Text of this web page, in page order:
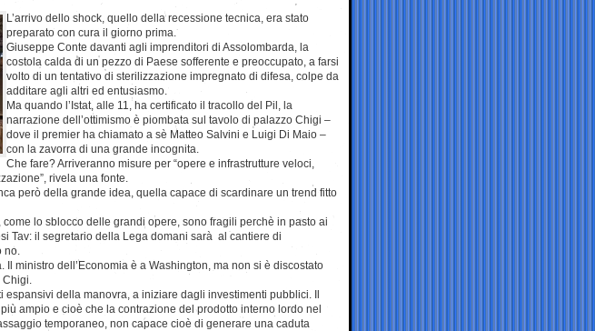
L’arrivo dello shock, quello della recessione tecnica, era stato
preparato con cura il giorno prima.
Giuseppe Conte davanti agli imprenditori di Assolombarda, la
costola calda di un pezzo di Paese sofferente e preoccupato, a farsi
volto di un tentativo di sterilizzazione impregnato di difesa, colpe da
additare agli altri ed entusiasmo.
Ma quando l’Istat, alle 11, ha certificato il tracollo del Pil, la
narrazione dell’ottimismo è piombata sul tavolo di palazzo Chigi –
dove il premier ha chiamato a sè Matteo Salvini e Luigi Di Maio –
con la zavorra di una grande incognita.
Che fare? Arriveranno misure per “opere e infrastrutture veloci,
rivela una fonte.
però della grande idea, quella capace di scardinare un trend fitto
lo sblocco delle grandi opere, sono fragili perchè in pasto ai
Tav: il segretario della Lega domani sarà al cantiere di
no.
Il ministro dell’Economia è a Washington, ma non si è discostato
Chigi.
espansivi della manovra, a iniziare dagli investimenti pubblici. Il
ampio e cioè che la contrazione del prodotto interno lordo nel
temporaneo, non capace cioè di generare una caduta